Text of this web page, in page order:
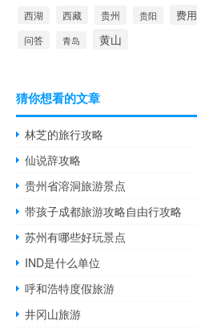
西湖 西藏 贵州 贵阳 费用
问答 青岛 黄山
猜你想看的文章
林芝的旅行攻略
仙说辞攻略
贵州省溶洞旅游景点
带孩子成都旅游攻略自由行攻略
苏州有哪些好玩景点
IND是什么单位
呼和浩特度假旅游
井冈山旅游